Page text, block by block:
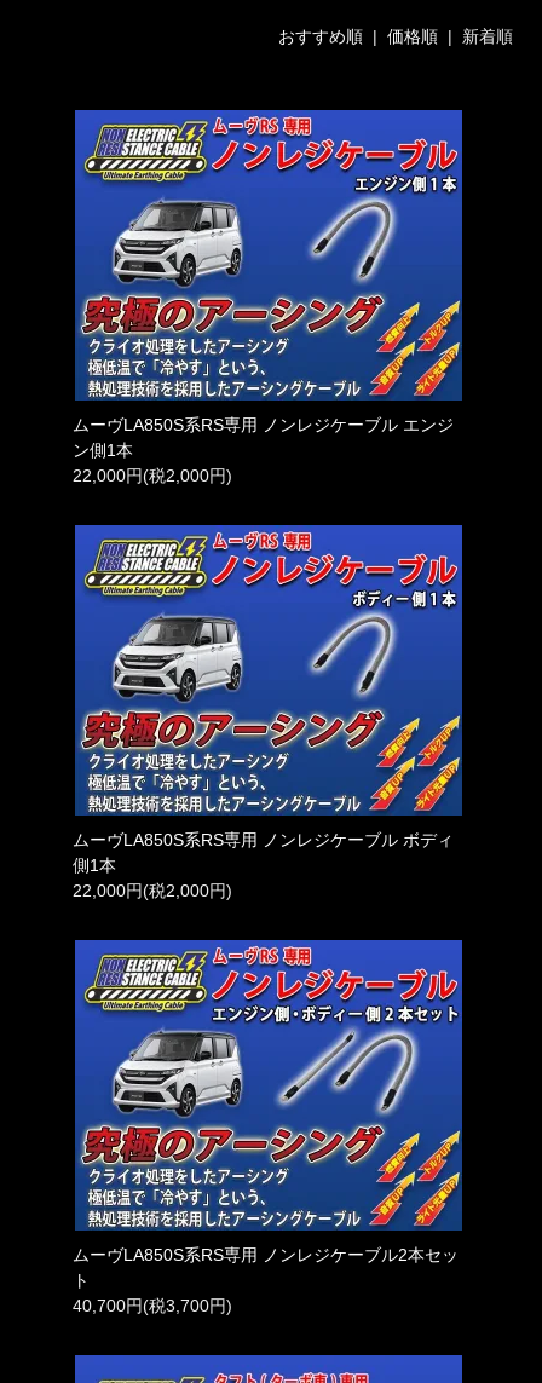
おすすめ順| 価格順| 新着順
ムーヴLA850S系RS専用 ノンレジケーブル エンジ
ン側1本
22,000円(税2,000円)
ムーヴLA850S系RS専用 ノンレジケーブル ボディ
側1本
22,000円(税2,000円)
ムーヴLA850S系RS専用 ノンレジケーブル2本セッ
ト
40,700円(税3,700円)